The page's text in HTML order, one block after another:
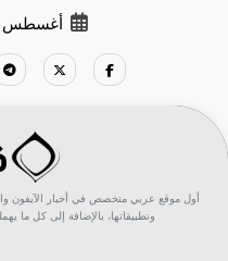
أغسطس 7,
أول موقع عربي متخصص في أخبار الآيفون
وتطبيقاتها، بالإضافة إلى كل ما